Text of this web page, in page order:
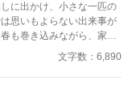
に出かけ、小さな一匹の
思いもよらない出来事が
も巻き込みながら、家族
驚いて、少しだけ心が温
が家にやってきた「相
文字数：6,890